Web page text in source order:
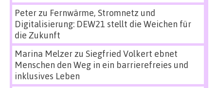
Peterzu Fernwärme, Stromnetz und
Digitalisierung: DEW21 stellt die Weichen für
die Zukunft
Marina Melzerzu Siegfried Volkert ebnet
Menschen den Weg in ein barrierefreies und
inklusives Leben